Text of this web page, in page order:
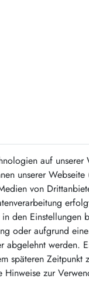
auf unserer
unserer
von
den Einstellungen
oder aufgrund
werden.
späteren Zeitpunkt
Hinweise zur